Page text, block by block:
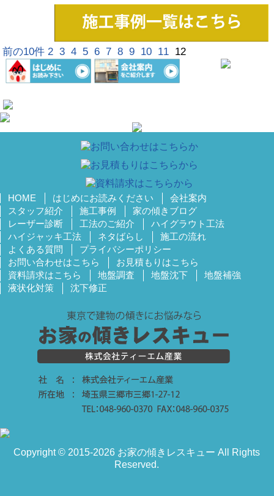
前の10件 2 3 4 5 6 7 8 9 10 11 12
HOME はじめにお読みください
会社案内
スタッフ紹介
施工事例
家の傾きブログ
レーザー診断
工法のご紹介
ハイグラウト工法
ハイジャッキ工法
ネタばらし
施工の流れ
よくある質問
プライバシーポリシー
お問い合わせはこちら
お見積もりはこちら
資料請求はこちら
地盤調査 地盤沈下
地盤補強
液状化対策
沈下修正
Copyright © 2015-2026 お家の傾きレスキュー All Rights
Reserved.